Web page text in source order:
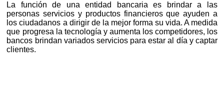
La función de una entidad bancaria es brindar a las
personas servicios y productos financieros que ayuden a
los ciudadanos a dirigir de la mejor forma su vida. A medida
que progresa la tecnología y aumenta los competidores, los
bancos brindan variados servicios para estar al día y captar
clientes.